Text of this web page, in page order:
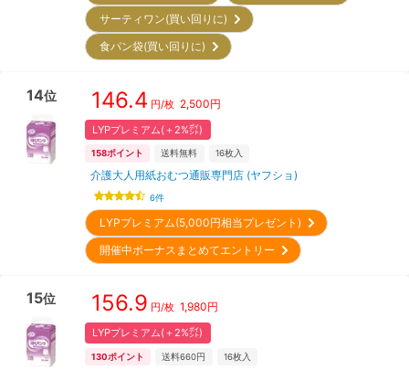
サーティワン(買い回りに)
食パン袋(買い回りに)
14位 146.4 円/枚 2,500円
LYPプレミアム(＋2%㌽)
158ポイント 送料無料 16枚入
介護大人用紙おむつ通販専門店 (ヤフショ)
6件
LYPプレミアム(5,000円相当プレゼント)
開催中ボーナスまとめてエントリー
15位 156.9 円/枚 1,980円
LYPプレミアム(＋2%㌽)
130ポイント 送料660円 16枚入